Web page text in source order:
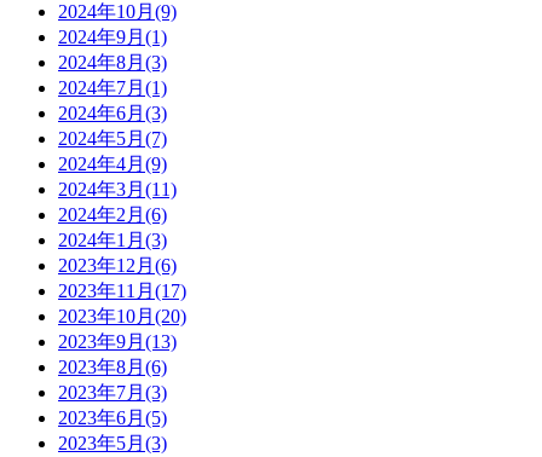
2024年10月(9)
2024年9月(1)
2024年8月(3)
2024年7月(1)
2024年6月(3)
2024年5月(7)
2024年4月(9)
2024年3月(11)
2024年2月(6)
2024年1月(3)
2023年12月(6)
2023年11月(17)
2023年10月(20)
2023年9月(13)
2023年8月(6)
2023年7月(3)
2023年6月(5)
2023年5月(3)